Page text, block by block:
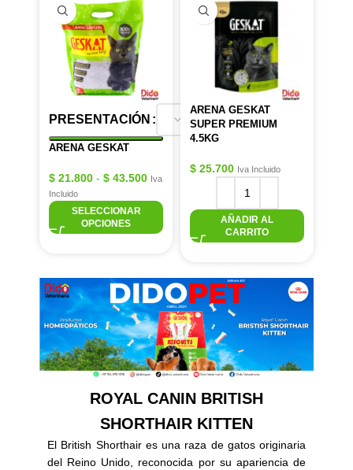
PRESENTACIÓN
ARENA GESKAT
$ 21.800 - $ 43.500 Iva
Incluido
SELECCIONAR
OPCIONES
ARENA GESKAT
SUPER PREMIUM
4.5KG
$ 25.700 Iva Incluido
AÑADIR AL
CARRITO
ROYAL CANIN BRITISH
SHORTHAIR KITTEN
El British Shorthair es una raza de gatos originaria
del Reino Unido, reconocida por su apariencia de